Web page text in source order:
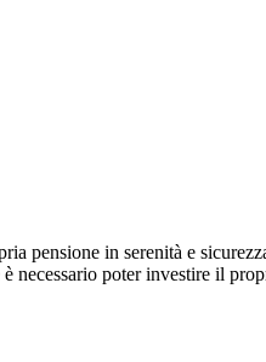
pensione in serenità e
necessario poter investire il